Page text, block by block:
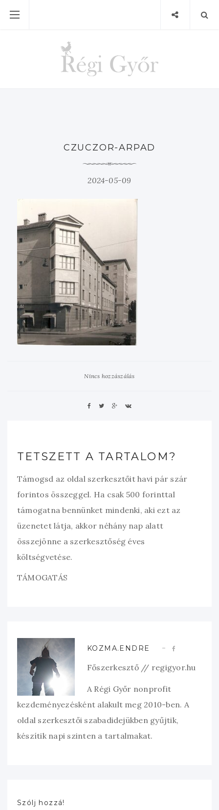
CZUCZOR-ARPAD
2024-05-09
Nincs hozzászálás
TETSZETT A TARTALOM?
Támogsd az oldal szerkesztőit havi pár szár
forintos összeggel. Ha csak 500 forinttal
támogatna bennünket mindenki, aki ezt az
üzenetet látja, akkor néhány nap alatt
összejönne a szerkesztőség éves
költségvetése.
TÁMOGATÁS
KOZMA.ENDRE
Főszerkesztő // regigyor.hu
A Régi Győr nonprofit
kezdeményezésként alakult meg 2010-ben. A
oldal szerkesztői szabadidejükben gyűjtik,
készítik napi szinten a tartalmakat.
Szólj hozzá!